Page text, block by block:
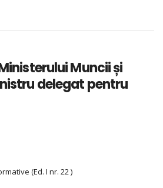
Muncii și
delegat pentru
(Ed. I nr. 22 )